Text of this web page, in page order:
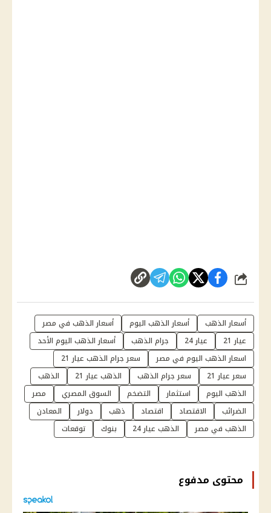
شارك
أسعار الذهب أسعار الذهب اليوم
أسعار الذهب في مصر
عيار 21
عيار 24 جرام الذهب
أسعار الذهب اليوم الأحد
اسعار الذهب اليوم في مصر
سعر جرام الذهب عيار 21
سعر عيار 21
سعر جرام الذهب الذهب عيار 21
الذهب
الذهب اليوم
استثمار التضخم السوق المصري
مصر
الضرائب
الاقتصاد اقتصاد ذهب دولار
المعادن
الذهب في مصر
الذهب عيار 24 بنوك توقعات
محتوى مدفوع